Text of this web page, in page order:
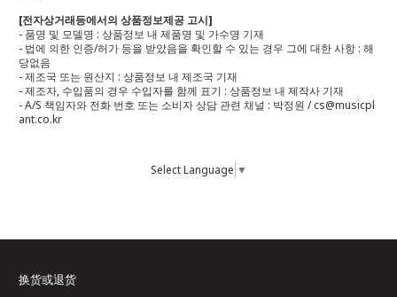
[전자상거래등에서의 상품정보제공 고시]
- 품명 및 모델명 : 상품정보 내 제품명 및 가수명 기재
- 법에 의한 인증/허가 등을 받았음을 확인할 수 있는 경우 그에 대한 사항 : 해
당없음
- 제조국 또는 원산지 : 상품정보 내 제조국 기재
- 제조자, 수입품의 경우 수입자를 함께 표기 : 상품정보 내 제작사 기재
- A/S 책임자와 전화 번호 또는 소비자 상담 관련 채널 : 박정원 / cs@musicpl
ant.co.kr
Select Language ▼
换货或退货